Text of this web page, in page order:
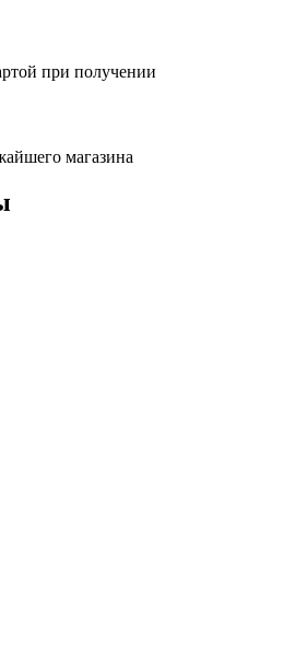
при получении
магазина